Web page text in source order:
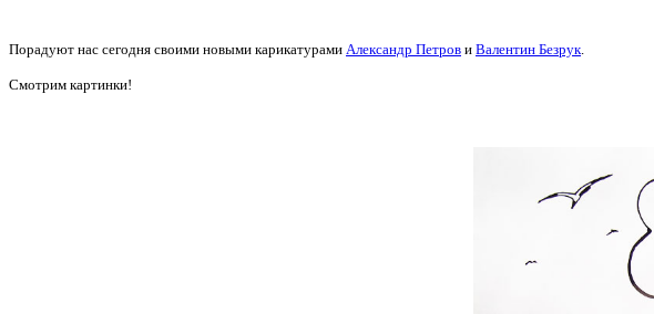
Порадуют нас сегодня своими новыми карикатурами Александр Петров и Валентин Безрук.
Смотрим картинки!